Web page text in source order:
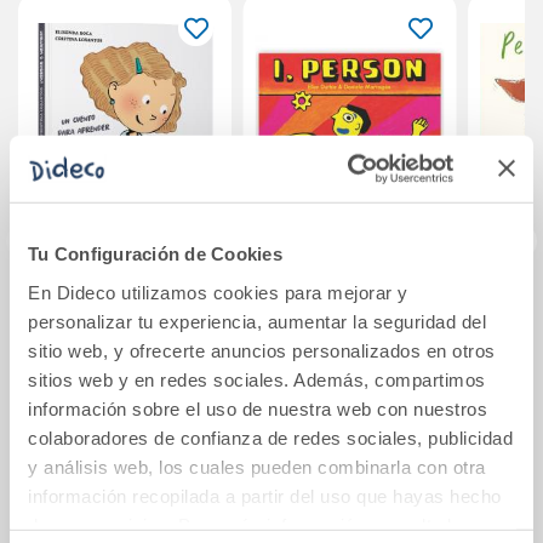
Tu Configuración de Cookies
En Dideco utilizamos cookies para mejorar y
personalizar tu experiencia, aumentar la seguridad del
sitio web, y ofrecerte anuncios personalizados en otros
sitios web y en redes sociales. Además, compartimos
información sobre el uso de nuestra web con nuestros
colaboradores de confianza de redes sociales, publicidad
y análisis web, los cuales pueden combinarla con otra
información recopilada a partir del uso que hayas hecho
¿Verdad o
mentira?
9,90€
Comprar
I, Person
19,95€
Comprar